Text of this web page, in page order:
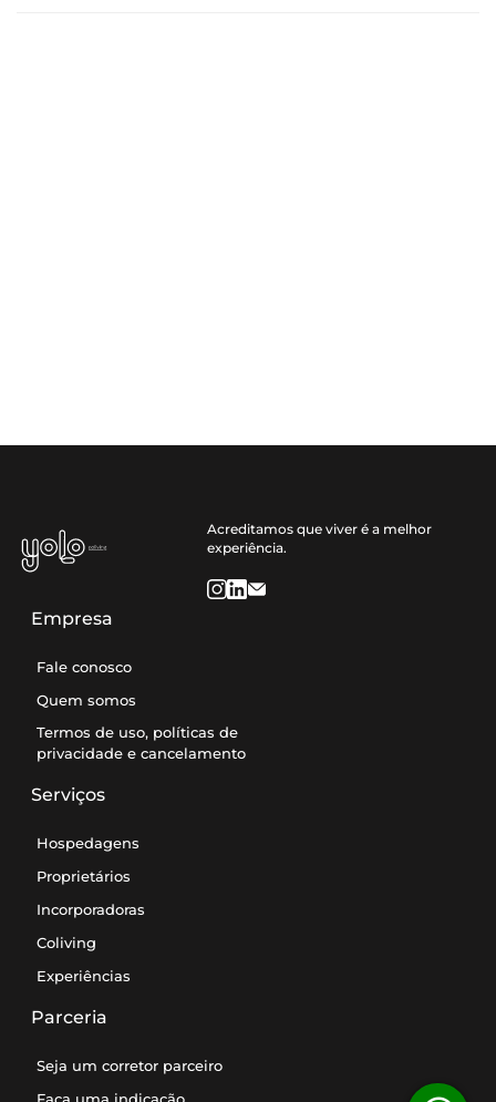
Acreditamos que viver é a melhor
experiência.
Empresa
Fale conosco
Quem somos
Termos de uso, políticas de
privacidade e cancelamento
Serviços
Hospedagens
Proprietários
Incorporadoras
Coliving
Experiências
Parceria
Seja um corretor parceiro